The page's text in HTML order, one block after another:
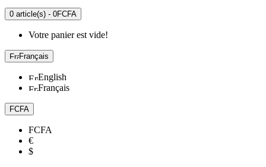
0 article(s) - 0FCFA
Votre panier est vide!
Français
English
Français
FCFA
FCFA
€
$